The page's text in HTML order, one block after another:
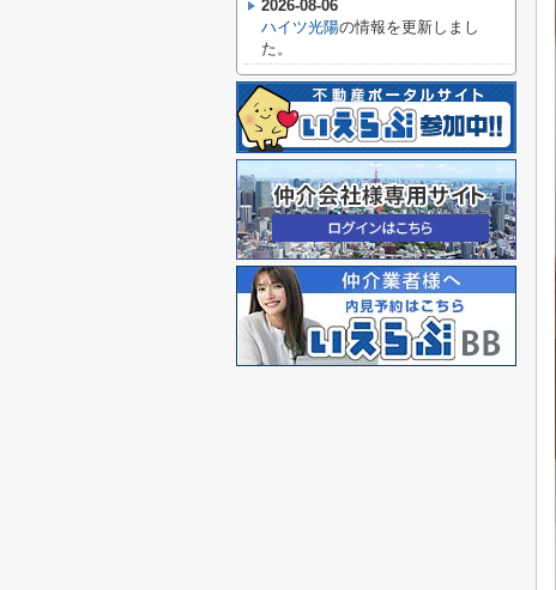
2026-08-06
ハイツ光陽の情報を更新しまし
た。